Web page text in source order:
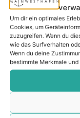
Um dir ein optimales
Cookies, um
zuzugreifen. Wenn du
wie das Surfverhalten
Wenn du deine
bestimmte Merkmale
Ihr
aus der
Nachbarschaft.
– seit 2017.